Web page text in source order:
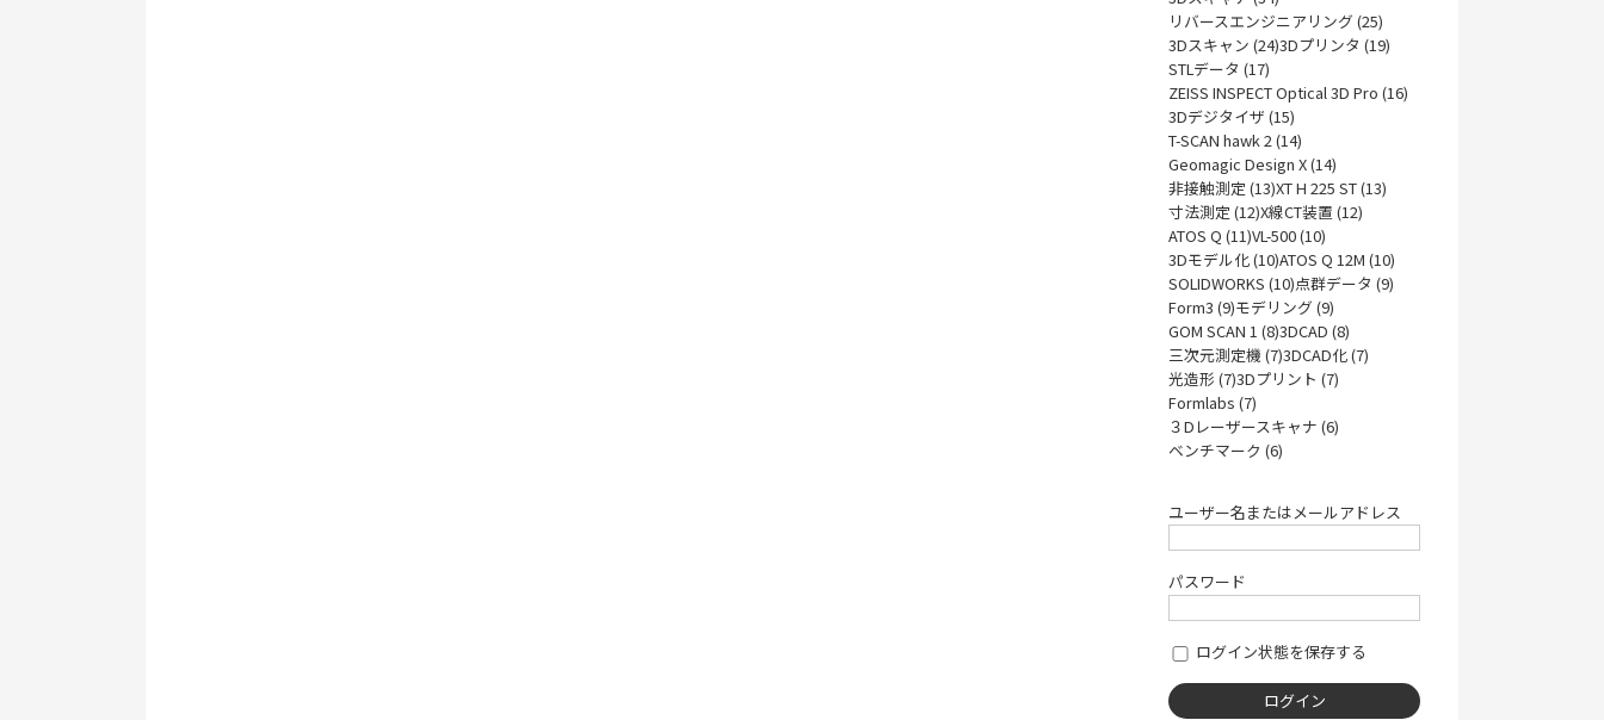
リバースエンジニアリング (25)
3Dスキャン (24)3Dプリンタ (19)
STLデータ (17)
ZEISS INSPECT Optical 3D Pro (16)
3Dデジタイザ (15)
T-SCAN hawk 2 (14)
Geomagic Design X (14)
非接触測定 (13)XT H 225 ST (13)
寸法測定 (12)X線CT装置 (12)
ATOS Q (11)VL-500 (10)
3Dモデル化 (10)ATOS Q 12M (10)
SOLIDWORKS (10)点群データ (9)
Form3 (9)モデリング (9)
GOM SCAN 1 (8)3DCAD (8)
三次元測定機 (7)3DCAD化 (7)
光造形 (7)3Dプリント (7)
Formlabs (7)
３Dレーザースキャナ (6)
ベンチマーク (6)
ユーザー名またはメールアドレス
パスワード
ログイン状態を保存する